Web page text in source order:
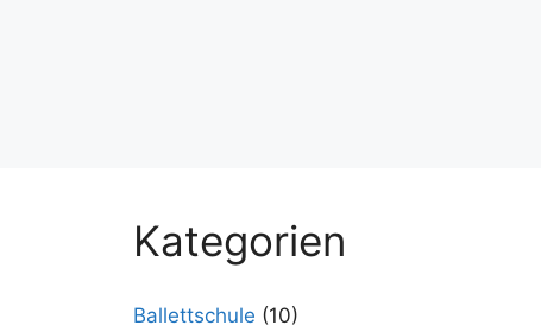
Kategorien
Ballettschule (10)